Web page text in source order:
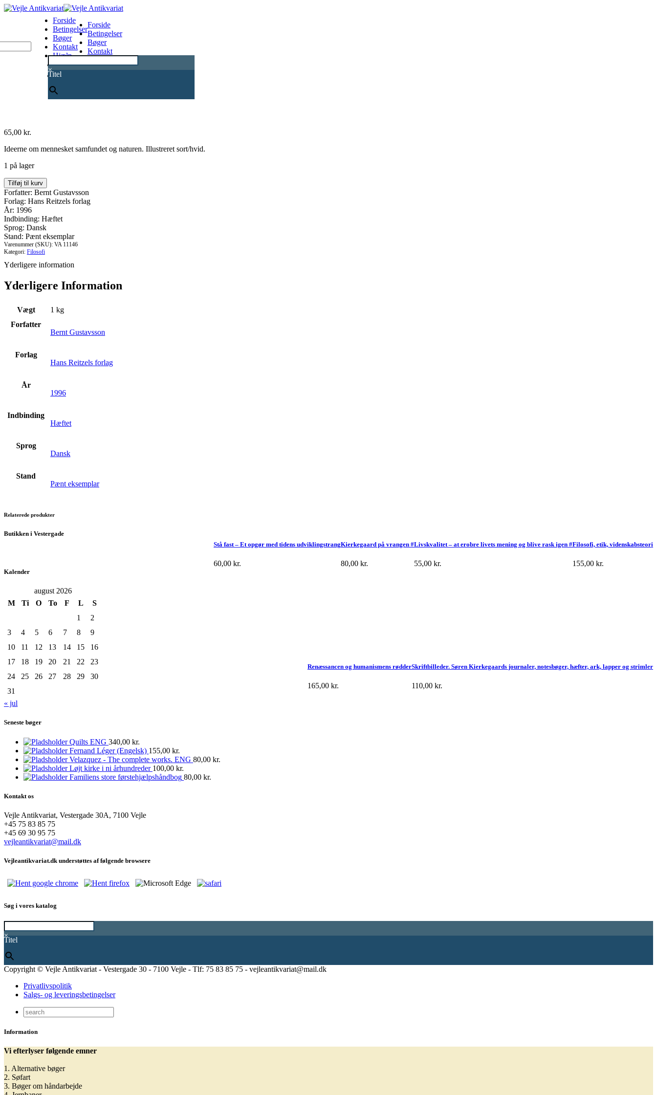
×
Titel
Forside
Betingelser
Bøger
Kontakt
Hjælp
0
Forside
Betingelser
Bøger
Kontakt
65,00 kr.
Ideerne om mennesket samfundet og naturen. Illustreret sort/hvid.
1 på lager
Verdens
Billeder
antal
Tilføj til kurv
Forfatter: Bernt Gustavsson
Forlag: Hans Reitzels forlag
År: 1996
Indbinding: Hæftet
Sprog: Dansk
Stand: Pænt eksemplar
Varenummer (SKU): VA 11146
Kategori: Filosofi
Yderligere information
Yderligere Information
Vægt
1 kg
Forfatter
Bernt Gustavsson
Forlag
Hans Reitzels forlag
År
1996
Indbinding
Hæftet
Sprog
Dansk
Stand
Pænt eksemplar
Relaterede produkter
Filosofi, etik, videnskabsteori
155,00 kr.
Livskvalitet – at erobre livets mening og blive rask igen #
55,00 kr.
Kierkegaard på vrangen #
80,00 kr.
Stå fast – Et opgør med tidens udviklingstrang
60,00 kr.
Skriftbilleder. Søren Kierkegaards journaler, notesbøger, hæfter, ark, lapper og strimler
110,00 kr.
Renæssancen og humanismens rødder
165,00 kr.
Butikken i Vestergade
Kalender
august 2026
M
Ti O To F L
S
1
2
3
4 5 6 7 8
9
10
11 12 13 14 15
16
17
18 19 20 21 22
23
24
25 26 27 28 29
30
31
« jul
Seneste bøger
Quilts ENG 340,00 kr.
Fernand Léger (Engelsk) 155,00 kr.
Velazquez - The complete works. ENG 80,00 kr.
Løjt kirke i ni århundreder 100,00 kr.
Familiens store førstehjælpshåndbog 80,00 kr.
Kontakt os
Vejle Antikvariat, Vestergade 30A, 7100 Vejle
+45 75 83 85 75
+45 69 30 95 75
vejleantikvariat@mail.dk
Vejleantikvariat.dk understøttes af følgende browsere
Søg i vores katalog
×
Titel
Copyright © Vejle Antikvariat - Vestergade 30 - 7100 Vejle - Tlf: 75 83 85 75 - vejleantikvariat@mail.dk
Privatlivspolitik
Salgs- og leveringsbetingelser
Information
Vi efterlyser følgende emner
1. Alternative bøger
2. Søfart
3. Bøger om håndarbejde